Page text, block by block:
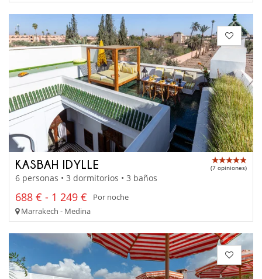
KASBAH IDYLLE (7 opiniones)
6 personas • 3 dormitorios • 3 baños
688 € - 1 249 €
Por noche
Marrakech - Medina